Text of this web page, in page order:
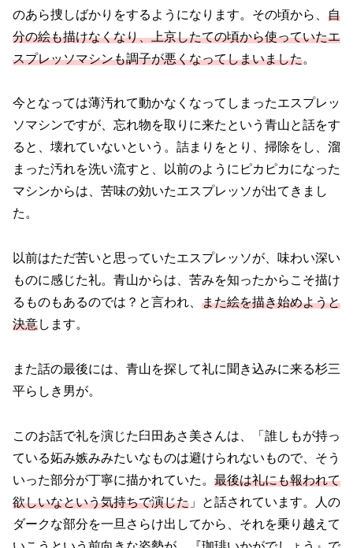
のあら捜しばかりをするようになります。その頃から、 自
分の絵も描けなくなり、上京したての頃から使っていたエ
スプレッソマシンも調子が悪くなってしまいました。
今となっては薄汚れて動かなくなってしまったエスプレッ
ソマシンですが、忘れ物を取りに来たという青山と話をす
ると、壊れていないという。詰まりをとり、掃除をし、溜
まった汚れを洗い流すと、以前のようにピカピカになった
マシンからは、苦味の効いたエスプレッソが出てきまし
た。
以前はただ苦いと思っていたエスプレッソが、味わい深い
ものに感じた礼。青山からは、苦みを知ったからこそ描け
るものもあるのでは？と言われ、 また絵を描き始めようと
決意します。
また話の最後には、青山を探して礼に聞き込みに来る杉三
平らしき男が。
このお話で礼を演じた臼田あさ美さんは、「誰しもが持っ
ている妬み嫉みみたいなものは避けられないもので、そう
いった部分が丁寧に描かれていた。 最後は礼にも報われて
欲しいなという気持ちで演じた 」と話されています。人の
ダークな部分を一旦さらけ出してから、それを乗り越えて